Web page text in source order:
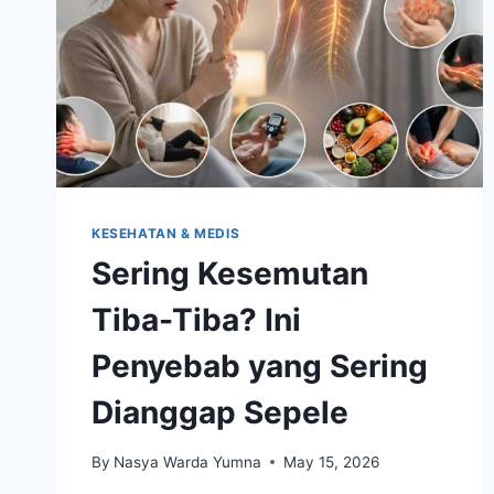
KESEHATAN & MEDIS
Sering Kesemutan
Tiba-Tiba? Ini
Penyebab yang Sering
Dianggap Sepele
By Nasya Warda Yumna May 15, 2026